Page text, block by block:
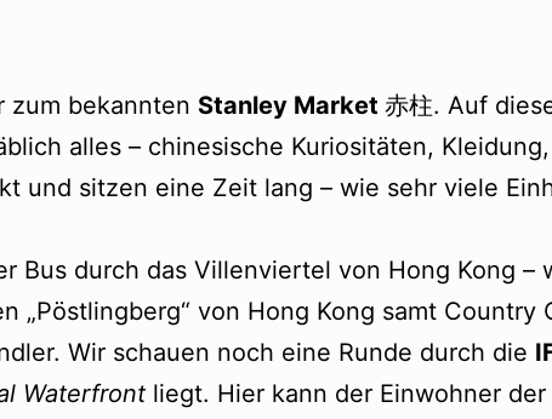
zum bekannten Stanley Market 赤柱. Auf
alles – chinesische Kuriositäten,
und sitzen eine Zeit lang – wie sehr viele
Bus durch das Villenviertel von Hong Kong –
„Pöstlingberg“ von Hong Kong samt Country
Wir schauen noch eine Runde durch die
Waterfront liegt. Hier kann der Einwohner